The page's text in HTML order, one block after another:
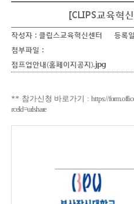
[CLIPS교육혁
작성자 : 클립스교육혁신센터
등록
첨부파일 :
점프업안내(홈페이지공지).jpg
** 참가신청 바로가기 :https://
rceId=urlshare